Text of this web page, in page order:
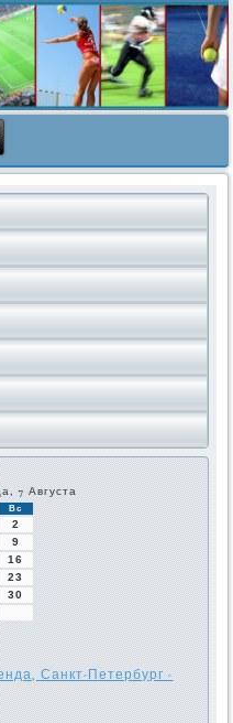
7 Августа
Вс
2
9
16
23
30
Санкт-Петербург -